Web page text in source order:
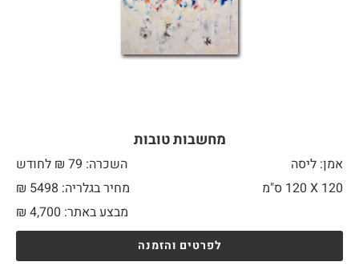
מחשבות טובות
אמן: ליסה
השכרה: 79 ₪ לחודש
120 X
מחיר בגלריה: 5498 ₪
מבצע באתר:
₪ 4,700
לפרטים והזמנה